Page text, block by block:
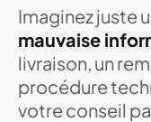
Imaginez juste
mauvaise
livraison, un
procédure
votre conseil